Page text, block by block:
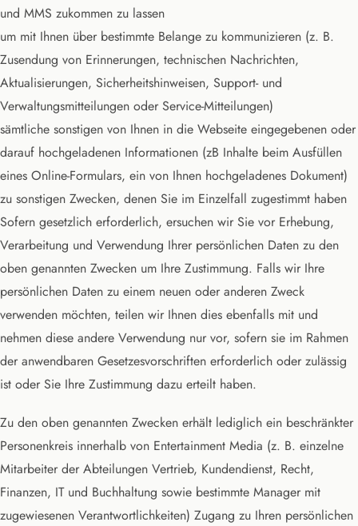
und MMS zukommen zu lassen
um mit Ihnen über bestimmte Belange zu kommunizieren (z. B.
Zusendung von Erinnerungen, technischen Nachrichten,
Aktualisierungen, Sicherheitshinweisen, Support- und
Verwaltungsmitteilungen oder Service-Mitteilungen)
sämtliche sonstigen von Ihnen in die Webseite eingegebenen oder
darauf hochgeladenen Informationen (zB Inhalte beim Ausfüllen
eines Online-Formulars, ein von Ihnen hochgeladenes Dokument)
zu sonstigen Zwecken, denen Sie im Einzelfall zugestimmt haben
Sofern gesetzlich erforderlich, ersuchen wir Sie vor Erhebung,
Verarbeitung und Verwendung Ihrer persönlichen Daten zu den
oben genannten Zwecken um Ihre Zustimmung. Falls wir Ihre
persönlichen Daten zu einem neuen oder anderen Zweck
verwenden möchten, teilen wir Ihnen dies ebenfalls mit und
nehmen diese andere Verwendung nur vor, sofern sie im Rahmen
der anwendbaren Gesetzesvorschriften erforderlich oder zulässig
ist oder Sie Ihre Zustimmung dazu erteilt haben.
Zu den oben genannten Zwecken erhält lediglich ein beschränkter
Personenkreis innerhalb von Entertainment Media (z. B. einzelne
Mitarbeiter der Abteilungen Vertrieb, Kundendienst, Recht,
Finanzen, IT und Buchhaltung sowie bestimmte Manager mit
zugewiesenen Verantwortlichkeiten) Zugang zu Ihren persönlichen